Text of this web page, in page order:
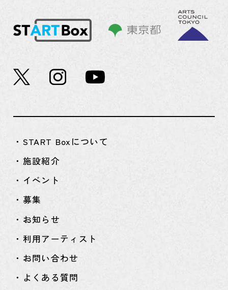
・START Boxについて
・施設紹介
・イベント
・募集
・お知らせ
・利用アーティスト
・お問い合わせ
・よくある質問